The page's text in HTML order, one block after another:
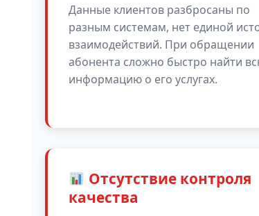
Данные клиентов разбросаны по
разным системам, нет единой
взаимодействий. При обращении
абонента сложно быстро найти
информацию о его услугах.
Отсутствие контроля
качества